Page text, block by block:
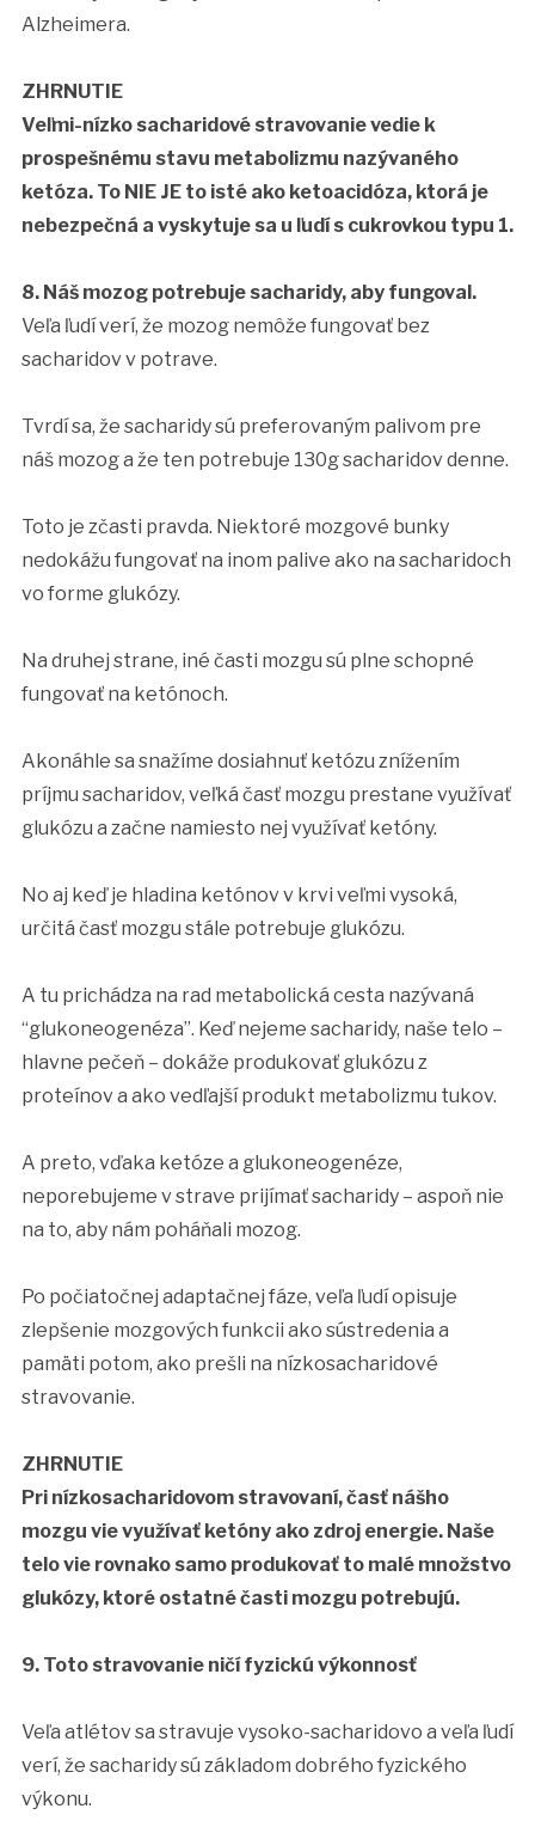
Alzheimera.
ZHRNUTIE
Veľmi-nízko sacharidové stravovanie vedie k
prospešnému stavu metabolizmu nazývaného
ketóza. To NIE JE to isté ako ketoacidóza, ktorá je
nebezpečná a vyskytuje sa u ľudí s cukrovkou typu 1.
8. Náš mozog potrebuje sacharidy, aby fungoval.
Veľa ľudí verí, že mozog nemôže fungovať bez
sacharidov v potrave.
Tvrdí sa, že sacharidy sú preferovaným palivom pre
náš mozog a že ten potrebuje 130g sacharidov denne.
Toto je zčasti pravda. Niektoré mozgové bunky
nedokážu fungovať na inom palive ako na sacharidoch
vo forme glukózy.
Na druhej strane, iné časti mozgu sú plne schopné
fungovať na ketónoch.
Akonáhle sa snažíme dosiahnuť ketózu znížením
príjmu sacharidov, veľká časť mozgu prestane využívať
glukózu a začne namiesto nej využívať ketóny.
No aj keď je hladina ketónov v krvi veľmi vysoká,
určitá časť mozgu stále potrebuje glukózu.
A tu prichádza na rad metabolická cesta nazývaná
“glukoneogenéza”. Keď nejeme sacharidy, naše telo –
hlavne pečeň – dokáže produkovať glukózu z
proteínov a ako vedľajší produkt metabolizmu tukov.
A preto, vďaka ketóze a glukoneogenéze,
neporebujeme v strave prijímať sacharidy – aspoň nie
na to, aby nám poháňali mozog.
Po počiatočnej adaptačnej fáze, veľa ľudí opisuje
zlepšenie mozgových funkcii ako sústredenia a
pamäti potom, ako prešli na nízkosacharidové
stravovanie.
ZHRNUTIE
Pri nízkosacharidovom stravovaní, časť nášho
mozgu vie využívať ketóny ako zdroj energie. Naše
telo vie rovnako samo produkovať to malé množstvo
glukózy, ktoré ostatné časti mozgu potrebujú.
9. Toto stravovanie ničí fyzickú výkonnosť
Veľa atlétov sa stravuje vysoko-sacharidovo a veľa ľudí
verí, že sacharidy sú základom dobrého fyzického
výkonu.